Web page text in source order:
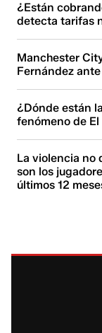
¿Están
detecta tarifas
Manchester
Fernández
¿Dónde están
fenómeno de
La violencia no
son los
últimos 12